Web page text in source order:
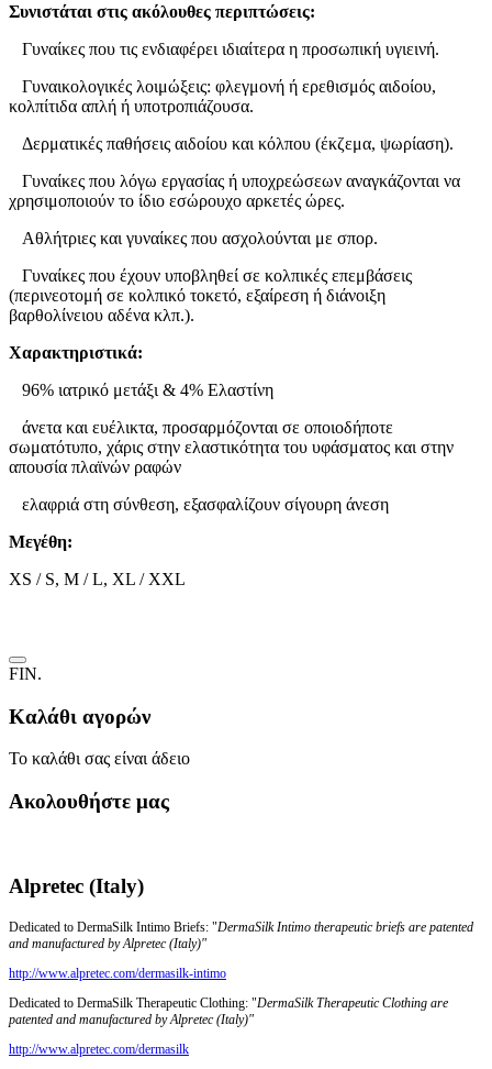
Συνιστάται στις ακόλουθες περιπτώσεις:
Γυναίκες που τις ενδιαφέρει ιδιαίτερα η προσωπική υγιεινή.
Γυναικολογικές λοιμώξεις: φλεγμονή ή ερεθισμός αιδοίου,
κολπίτιδα απλή ή υποτροπιάζουσα.
Δερματικές παθήσεις αιδοίου και κόλπου (έκζεμα, ψωρίαση).
Γυναίκες που λόγω εργασίας ή υποχρεώσεων αναγκάζονται να
χρησιμοποιούν το ίδιο εσώρουχο αρκετές ώρες.
Αθλήτριες και γυναίκες που ασχολούνται με σπορ.
Γυναίκες που έχουν υποβληθεί σε κολπικές επεμβάσεις
(περινεοτομή σε κολπικό τοκετό, εξαίρεση ή διάνοιξη
βαρθολίνειου αδένα κλπ.).
Χαρακτηριστικά:
96% ιατρικό μετάξι & 4% Ελαστίνη
άνετα και ευέλικτα, προσαρμόζονται σε οποιοδήποτε
σωματότυπο, χάρις στην ελαστικότητα του υφάσματος και στην
απουσία πλαϊνών ραφών
ελαφριά στη σύνθεση, εξασφαλίζουν σίγουρη άνεση
Μεγέθη:
XS / S, M / L, XL / XXL
FIN.
Καλάθι αγορών
Το καλάθι σας είναι άδειο
Ακολουθήστε μας
Alpretec (Italy)
Dedicated to DermaSilk Intimo Briefs: "DermaSilk Intimo therapeutic briefs are patented
and manufactured by Alpretec (Italy)"
http://www.alpretec.com/dermasilk-intimo
Dedicated to DermaSilk Therapeutic Clothing: "DermaSilk Therapeutic Clothing are
patented and manufactured by Alpretec (Italy)"
http://www.alpretec.com/dermasilk